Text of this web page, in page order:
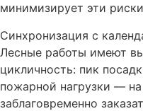
минимизирует эти
Синхронизация с
Лесные работы имеют
цикличность: пик
пожарной нагрузки —
заблаговременно